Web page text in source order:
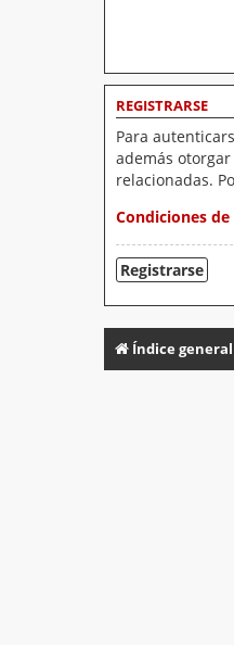
REGISTRARSE
Para
además
relacionadas.
Condiciones de
Registrarse
Índice general